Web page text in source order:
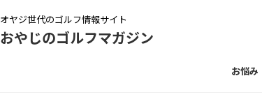
オヤジ世代のゴルフ情報サイト
おやじのゴルフマガジン
お悩み